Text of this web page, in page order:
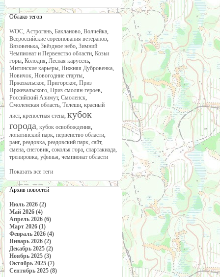
Облако тегов
WOC, Астрогань, Бакланово, Волчейка,
Всероссийские соревнования ветеранов,
Вязовенька, Звёздное небо, Зимний
Чемпионат и Первенство области, Козьи
горы, Колодня, Лесная карусель,
Митинские карьеры, Нижняя Дубровенка,
Новичок, Новогодние старты,
Пржевальское, Пригорское, Приз
Пржевальского, Приз смолян-героев,
Российский Азимут, Смоленск,
Смоленская область, Телеши, красный
лист, крепостная стена, кубок
города, кубок освобождения,
лопатинский парк, первенство области,
ранг, реадовка, реадовский парк, сайт,
смена, снеговик, соколья гора, спартакиада,
тренировка, уфинья, чемпионат области
Показать все теги
Архив новостей
Июль 2026 (2)
Май 2026 (4)
Апрель 2026 (6)
Март 2026 (1)
Февраль 2026 (4)
Январь 2026 (2)
Декабрь 2025 (2)
Ноябрь 2025 (3)
Октябрь 2025 (7)
Сентябрь 2025 (8)